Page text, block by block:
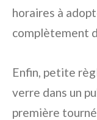
horaires à
complètement
Enfin, petite
verre dans un
première